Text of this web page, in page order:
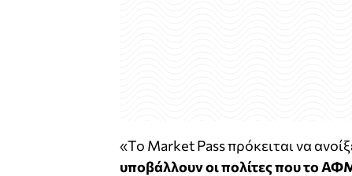
«Το Market Pass πρόκειται να
υποβάλλουν οι πολίτες που το